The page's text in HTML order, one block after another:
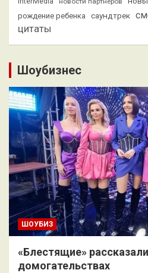
рождение ребенка саундтрек
цитаты
Шоубизнес
ШОУБИЗ
«Блестящие»
домогательствах